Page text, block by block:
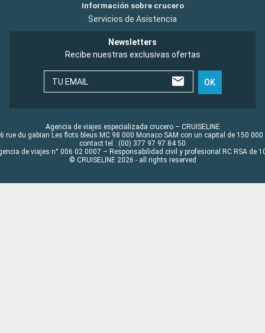
Información sobre crucero
Servicios de Asistencia
Newsletters
Recibe nuestras exclusivas ofertas
TU EMAIL OK
Agencia de viajes especializada crucero – CRUISELINE
rue du gabian Les flots bleus MC 98 000 Monaco SAM con un capital de 150 000
contact tel : (00) 377 97 97 84 50
de viajes n° 006 02 0007 – Responsabilidad civil y profesional RC RSA de
© CRUISELINE 2026 - all rights reserved